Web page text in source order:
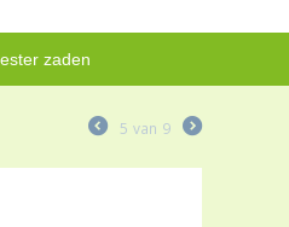
zaden
5 van 9